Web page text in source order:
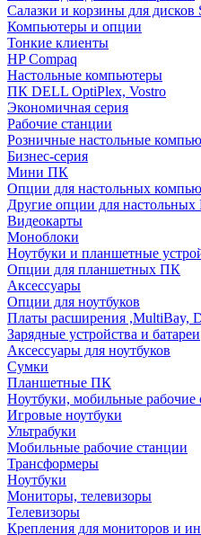
Салазки и корзины для дисков
Компьютеры и опции
Тонкие клиенты
HP Compaq
Настольные компьютеры
ПК DELL OptiPlex, Vostro
Экономичная серия
Рабочие станции
Розничные настольные
Бизнес-серия
Мини ПК
Опции для настольных
Другие опции для
Видеокарты
Моноблоки
Ноутбуки и планшетные
Опции для планшетных ПК
Аксессуары
Опции для ноутбуков
Платы расширения ,MultiBay,
Зарядные устройства и батареи
Аксессуары для ноутбуков
Сумки
Планшетные ПК
Ноутбуки, мобильные рабочие
Игровые ноутбуки
Ультрабуки
Мобильные рабочие станции
Трансформеры
Ноутбуки
Мониторы, телевизоры
Телевизоры
Крепления для мониторов и